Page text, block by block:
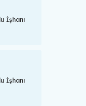
İşhanı
İşhanı